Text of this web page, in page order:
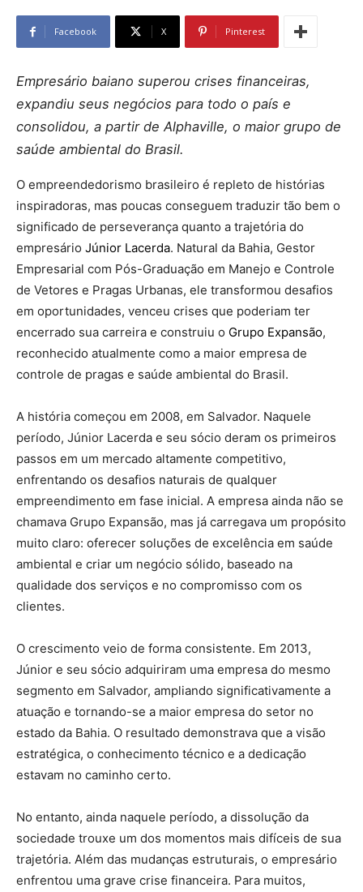
Facebook X Pinterest
Empresário baiano superou crises financeiras,
expandiu seus negócios para todo o país e
consolidou, a partir de Alphaville, o maior grupo de
saúde ambiental do Brasil.
O empreendedorismo brasileiro é repleto de histórias
inspiradoras, mas poucas conseguem traduzir tão bem o
significado de perseverança quanto a trajetória do
empresário Júnior Lacerda. Natural da Bahia, Gestor
Empresarial com Pós-Graduação em Manejo e Controle
de Vetores e Pragas Urbanas, ele transformou desafios
em oportunidades, venceu crises que poderiam ter
encerrado sua carreira e construiu o Grupo Expansão,
reconhecido atualmente como a maior empresa de
controle de pragas e saúde ambiental do Brasil.
A história começou em 2008, em Salvador. Naquele
período, Júnior Lacerda e seu sócio deram os primeiros
passos em um mercado altamente competitivo,
enfrentando os desafios naturais de qualquer
empreendimento em fase inicial. A empresa ainda não se
chamava Grupo Expansão, mas já carregava um propósito
muito claro: oferecer soluções de excelência em saúde
ambiental e criar um negócio sólido, baseado na
qualidade dos serviços e no compromisso com os
clientes.
O crescimento veio de forma consistente. Em 2013,
Júnior e seu sócio adquiriram uma empresa do mesmo
segmento em Salvador, ampliando significativamente a
atuação e tornando-se a maior empresa do setor no
estado da Bahia. O resultado demonstrava que a visão
estratégica, o conhecimento técnico e a dedicação
estavam no caminho certo.
No entanto, ainda naquele período, a dissolução da
sociedade trouxe um dos momentos mais difíceis de sua
trajetória. Além das mudanças estruturais, o empresário
enfrentou uma grave crise financeira. Para muitos,